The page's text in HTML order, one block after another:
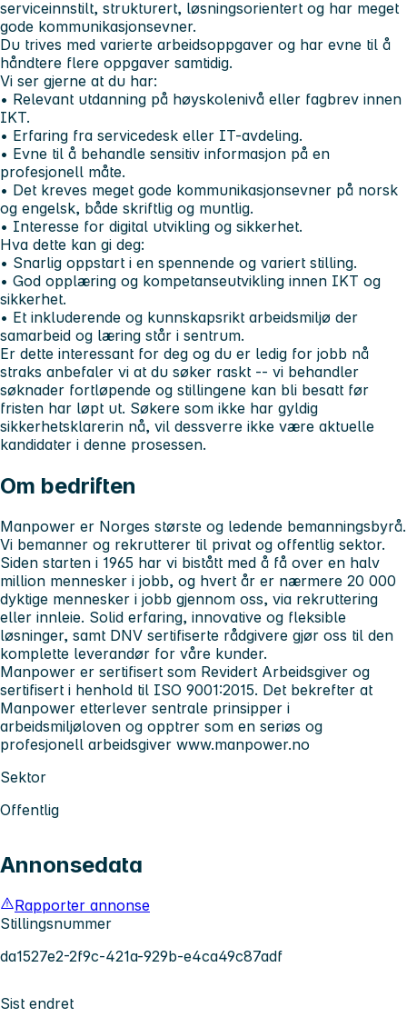
serviceinnstilt, strukturert, løsningsorientert og har meget
gode kommunikasjonsevner.
Du trives med varierte arbeidsoppgaver og har evne til å
håndtere flere oppgaver samtidig.
Vi ser gjerne at du har:
• Relevant utdanning på høyskolenivå eller fagbrev innen
IKT.
• Erfaring fra servicedesk eller IT-avdeling.
• Evne til å behandle sensitiv informasjon på en
profesjonell måte.
• Det kreves meget gode kommunikasjonsevner på norsk
og engelsk, både skriftlig og muntlig.
• Interesse for digital utvikling og sikkerhet.
Hva dette kan gi deg:
• Snarlig oppstart i en spennende og variert stilling.
• God opplæring og kompetanseutvikling innen IKT og
sikkerhet.
• Et inkluderende og kunnskapsrikt arbeidsmiljø der
samarbeid og læring står i sentrum.
Er dette interessant for deg og du er ledig for jobb nå
straks anbefaler vi at du søker raskt -- vi behandler
søknader fortløpende og stillingene kan bli besatt før
fristen har løpt ut. Søkere som ikke har gyldig
sikkerhetsklarerin nå, vil dessverre ikke være aktuelle
kandidater i denne prosessen.
Om bedriften
Manpower er Norges største og ledende bemanningsbyrå.
Vi bemanner og rekrutterer til privat og offentlig sektor.
Siden starten i 1965 har vi bistått med å få over en halv
million mennesker i jobb, og hvert år er nærmere 20 000
dyktige mennesker i jobb gjennom oss, via rekruttering
eller innleie. Solid erfaring, innovative og fleksible
løsninger, samt DNV sertifiserte rådgivere gjør oss til den
komplette leverandør for våre kunder.
Manpower er sertifisert som Revidert Arbeidsgiver og
sertifisert i henhold til ISO 9001:2015. Det bekrefter at
Manpower etterlever sentrale prinsipper i
arbeidsmiljøloven og opptrer som en seriøs og
profesjonell arbeidsgiver www.manpower.no
Sektor
Offentlig
Annonsedata
Rapporter annonse
Stillingsnummer
da1527e2-2f9c-421a-929b-e4ca49c87adf
Sist endret